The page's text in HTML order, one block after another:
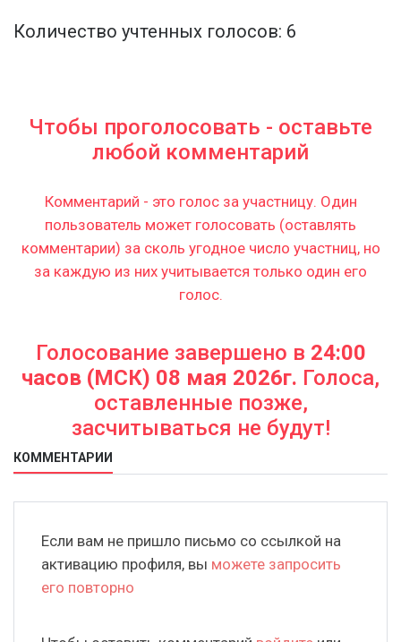
Количество учтенных голосов: 6
Чтобы проголосовать - оставьте
любой комментарий
Комментарий - это голос за участницу. Один
пользователь может голосовать (оставлять
комментарии) за сколь угодное число участниц, но
за каждую из них учитывается только один его
голос.
Голосование завершено в 24:00
часов (МСК) 08 мая 2026г. Голоса,
оставленные позже,
засчитываться не будут!
КОММЕНТАРИИ
Если вам не пришло письмо со ссылкой на
активацию профиля, вы можете запросить
его повторно